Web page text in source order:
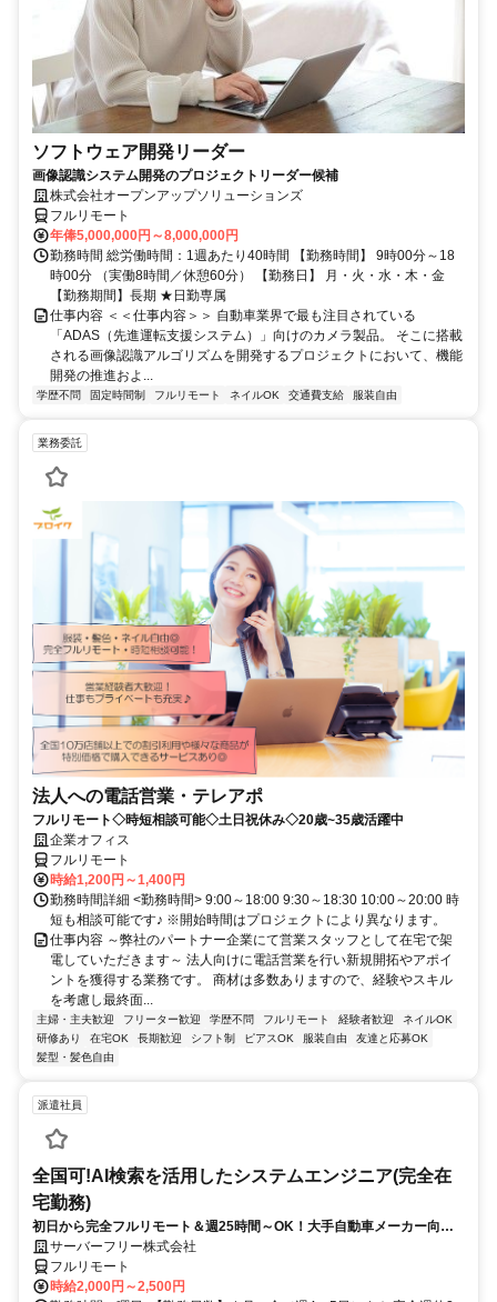
ソフトウェア開発リーダー
画像認識システム開発のプロジェクトリーダー候補
株式会社オープンアップソリューションズ
フルリモート
年俸5,000,000円～8,000,000円
勤務時間 総労働時間：1週あたり40時間 【勤務時間】 9時00分～18
時00分 （実働8時間／休憩60分） 【勤務日】 月・火・水・木・金
【勤務期間】長期 ★日勤専属
仕事内容 ＜＜仕事内容＞＞ 自動車業界で最も注目されている
「ADAS（先進運転支援システム）」向けのカメラ製品。 そこに搭載
される画像認識アルゴリズムを開発するプロジェクトにおいて、機能
開発の推進およ...
学歴不問 固定時間制 フルリモート ネイルOK 交通費支給 服装自由
業務委託
法人への電話営業・テレアポ
フルリモート◇時短相談可能◇土日祝休み◇20歳~35歳活躍中
企業オフィス
フルリモート
時給1,200円～1,400円
勤務時間詳細 <勤務時間> 9:00～18:00 9:30～18:30 10:00～20:00 時
短も相談可能です♪ ※開始時間はプロジェクトにより異なります。
仕事内容 ～弊社のパートナー企業にて営業スタッフとして在宅で架
電していただきます～ 法人向けに電話営業を行い新規開拓やアポイ
ントを獲得する業務です。 商材は多数ありますので、経験やスキル
を考慮し最終面...
主婦・主夫歓迎 フリーター歓迎 学歴不問 フルリモート 経験者歓迎
ネイルOK
研修あり
在宅OK 長期歓迎 シフト制 ピアスOK 服装自由
友達と応募OK
髪型・髪色自由
派遣社員
全国可!AI検索を活用したシステムエンジニア(完全在
宅勤務)
初日から完全フルリモート＆週25時間～OK！大手自動車メーカー向け
Azure×AI検索基盤開発
サーバーフリー株式会社
フルリモート
時給2,000円～2,500円